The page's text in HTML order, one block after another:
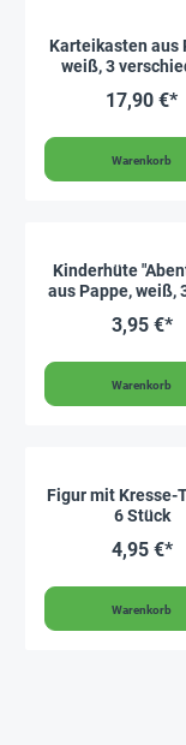
Karteikasten aus
weiß, 3
17,90 €*
Warenkorb
Kinderhüte
aus Pappe, weiß,
3,95 €*
Warenkorb
Figur mit Kresse-
6 Stück
4,95 €*
Warenkorb